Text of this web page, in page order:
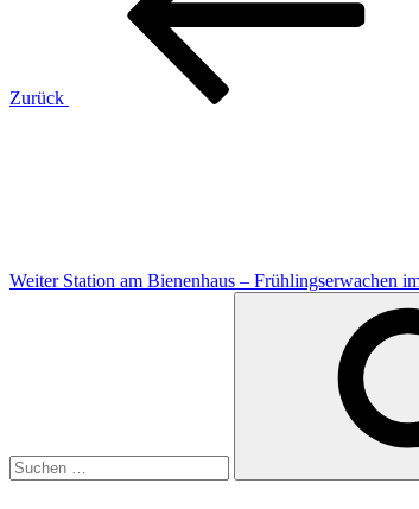
Zurück
Weiter Station am Bienenhaus – Frühlingserwachen